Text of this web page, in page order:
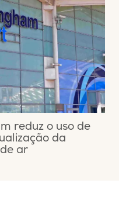
reduz o uso de
da
ar